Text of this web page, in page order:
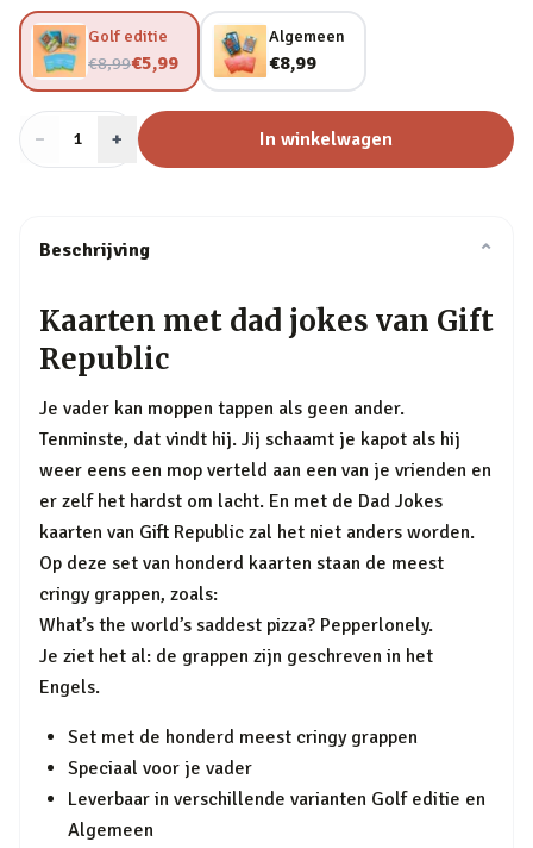
Golf editie
€8,99
Nu voor€5,99
Algemeen
€8,99
− Aantal
1 + In winkelwagen
Beschrijving ⌄
Kaarten met dad jokes van Gift
Republic
Je vader kan moppen tappen als geen ander.
Tenminste, dat vindt hij. Jij schaamt je kapot als hij
weer eens een mop verteld aan een van je vrienden en
er zelf het hardst om lacht. En met de Dad Jokes
kaarten van Gift Republic zal het niet anders worden.
Op deze set van honderd kaarten staan de meest
cringy grappen, zoals:
What’s the world’s saddest pizza? Pepperlonely.
Je ziet het al: de grappen zijn geschreven in het
Engels.
Set met de honderd meest cringy grappen
Speciaal voor je vader
Leverbaar in verschillende varianten Golf editie en
Algemeen